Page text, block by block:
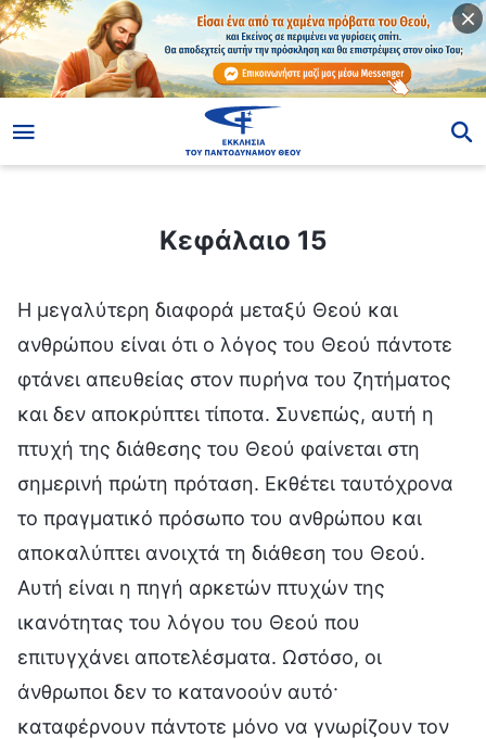
Κεφάλαιο 15
Η μεγαλύτερη διαφορά μεταξύ Θεού και
ανθρώπου είναι ότι ο λόγος του Θεού πάντοτε
φτάνει απευθείας στον πυρήνα του ζητήματος
και δεν αποκρύπτει τίποτα. Συνεπώς, αυτή η
πτυχή της διάθεσης του Θεού φαίνεται στη
σημερινή πρώτη πρόταση. Εκθέτει ταυτόχρονα
το πραγματικό πρόσωπο του ανθρώπου και
αποκαλύπτει ανοιχτά τη διάθεση του Θεού.
Αυτή είναι η πηγή αρκετών πτυχών της
ικανότητας του λόγου του Θεού που
επιτυγχάνει αποτελέσματα. Ωστόσο, οι
άνθρωποι δεν το κατανοούν αυτό·
καταφέρνουν πάντοτε μόνο να γνωρίζουν τον